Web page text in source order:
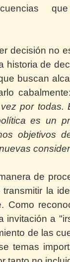
decisión no
historia de
buscan
por todas.
es un
objetivos
de
la
Como
invitación a
de las
temas